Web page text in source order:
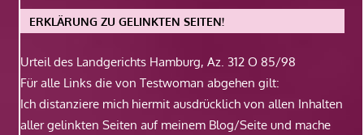
ERKLÄRUNG ZU GELINKTEN SEITEN!
Urteil des Landgerichts Hamburg, Az. 312 O 85/98
Für alle Links die von Testwoman abgehen gilt:
Ich distanziere mich hiermit ausdrücklich von allen Inhalten
aller gelinkten Seiten auf meinem Blog/Seite und mache